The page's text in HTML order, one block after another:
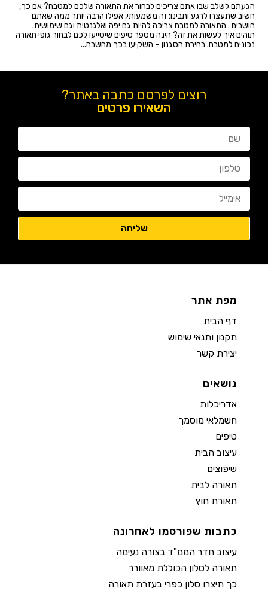
הגעתם לשלב שבו אתם צריכים לבחור את התאורה שלכם למטבח? אם כך,
חשוב שתעצרו לרגע ותבינו: זה משמעותי, אפילו הרבה יותר ממה שאתם
חושבים . התאורה למטבח צריכה להיות גם יפה ואלגנטית וגם שימושית.
תוהים איך לעשות את זה? הינה מספר טיפים שיסייעו לכם לבחור גופי תאורה
נכונים למטבח. בחירת הסגנון – השקיעו בכך מחשבה...
רוצים לפרסם כתבה באתר?
השאירו פרטים
מפת אתר
דף הבית
תקנון ותנאי שימוש
יצירת קשר
נושאים
אדריכלות
חשמלאי מוסמך
טיפים
עיצוב הבית
שיפוצים
תאורה לבית
תאורת חוץ
כתבות שפורסמו לאחרונה
עיצוב חדר הממ"ד בצורה נעימה
תאורה לסלון הכוללת מאוורר
כך תיצרו סלון כפרי בעזרת תאורה